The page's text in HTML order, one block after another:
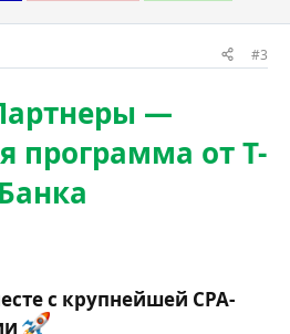
#3
—
программа от Т-
Банка
с крупнейшей CPA-